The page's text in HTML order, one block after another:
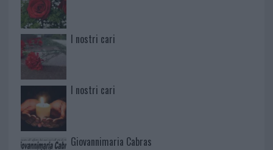
I nostri cari
I nostri cari
Giovannimaria Cabras